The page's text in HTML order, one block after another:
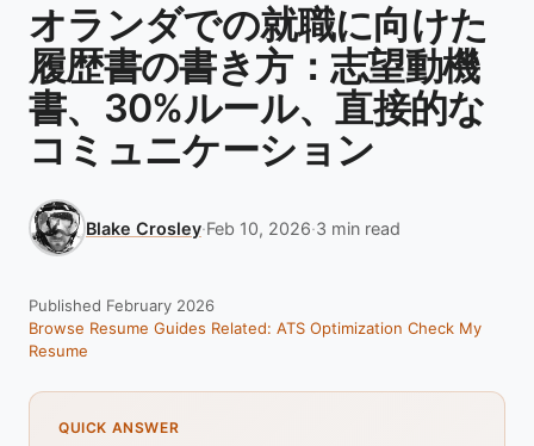
オランダでの就職に向けた
履歴書の書き方：志望動機
書、30%ルール、直接的な
コミュニケーション
Blake Crosley·Feb 10, 2026·3 min read
Published February 2026
Browse Resume Guides Related: ATS Optimization Check My
Resume
QUICK ANSWER